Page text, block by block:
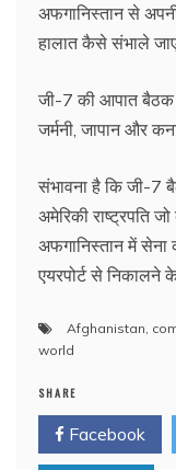
अफगानिस्तान से
हालात कैसे संभाले
जी-7 की आपात बैठक
जर्मनी, जापान और
संभावना है कि जी-7
अमेरिकी राष्ट्रपति
अफगानिस्तान में सेना
एयरपोर्ट से
Afghanistan
world
SHARE
Facebook